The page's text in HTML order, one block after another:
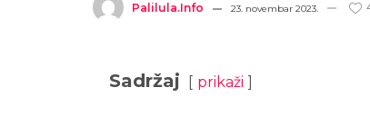
Palilula.info 23. novembar 2023.
Sadržaj prikaži